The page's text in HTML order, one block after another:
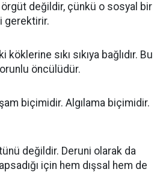
değildir, çünkü o sosyal bir
gerektirir.
sıkı sıkıya bağlıdır. Bu
öncülüdür.
biçimidir. Algılama biçimidir.
değildir. Deruni olarak da
için hem dışsal hem de